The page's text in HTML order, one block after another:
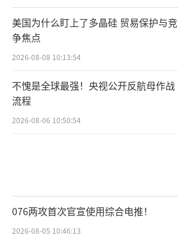
美国为什么盯上了多晶硅 贸易保护与竞
争焦点
2026-08-08 10:13:54
不愧是全球最强！央视公开反航母作战
流程
2026-08-06 10:50:54
076两攻首次官宣使用综合电推！
2026-08-05 10:46:13